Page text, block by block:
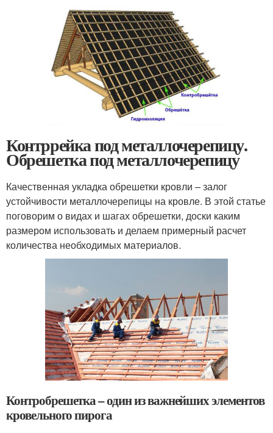
Контррейка под металлочерепицу.
Обрешетка под металлочерепицу
Качественная укладка обрешетки кровли – залог
устойчивости металлочерепицы на кровле. В этой статье
поговорим о видах и шагах обрешетки, доски каким
размером использовать и делаем примерный расчет
количества необходимых материалов.
Контробрешетка – один из важнейших элементов
кровельного пирога